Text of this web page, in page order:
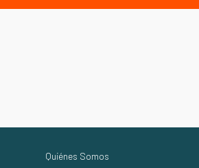
Quiénes Somos